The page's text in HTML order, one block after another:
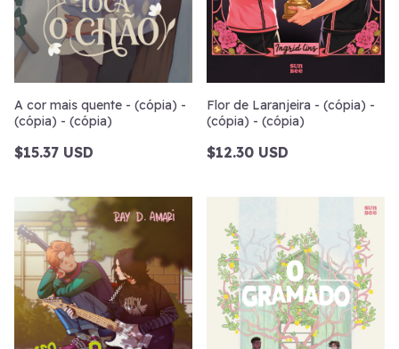
A cor mais quente - (cópia) -
(cópia) - (cópia)
$15.37 USD
Flor de Laranjeira - (cópia) -
(cópia) - (cópia)
$12.30 USD